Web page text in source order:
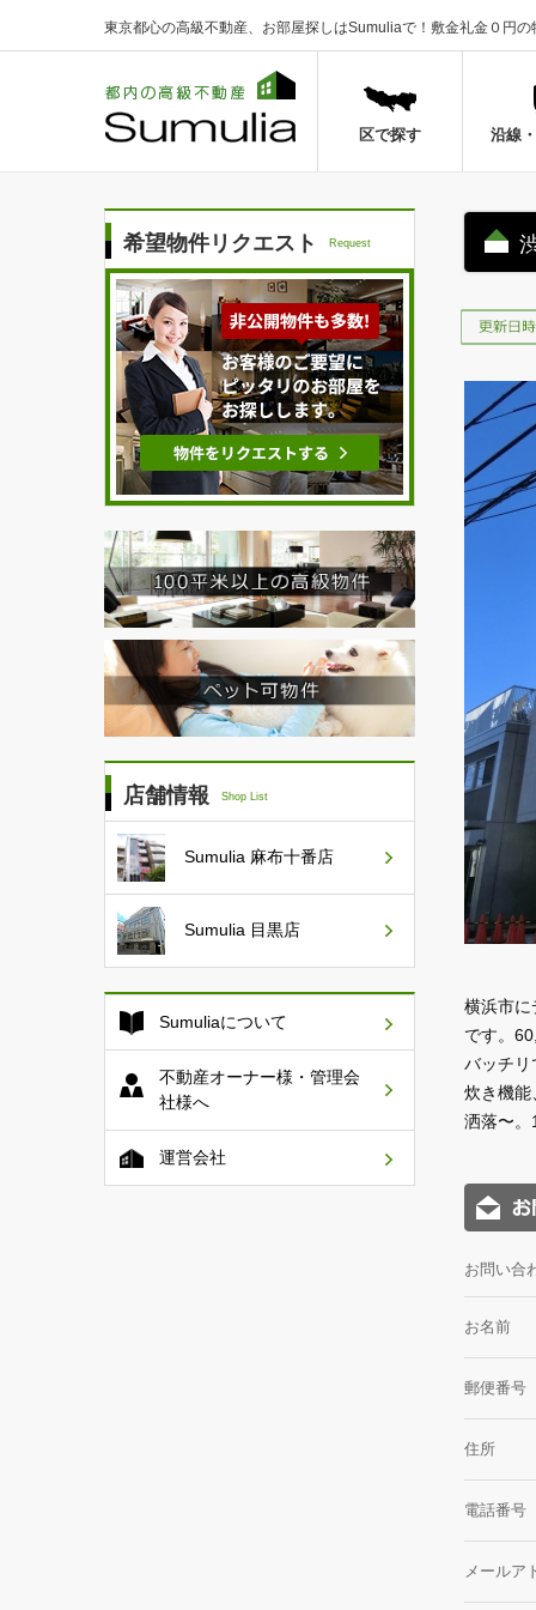
東京都心の高級不動産、お部屋探しはSumuliaで！ 敷金礼金０円の
区で探す 沿線
横浜市に
です。
バッチリ
炊き機能
洒落〜。
お問い合
お名前
郵便番号
住所
電話番号
メールア
希望物件リクエスト Request
店舗情報 Shop List
Sumulia 麻布十番店
Sumulia 目黒店
Sumuliaについて
不動産オーナー様・管理会
社様へ
運営会社